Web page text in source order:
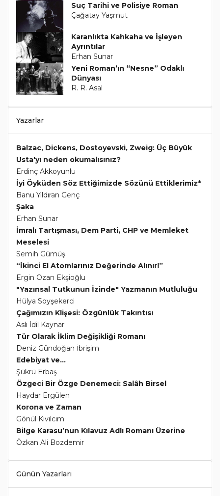
Suç Tarihi ve Polisiye Roman
Çağatay Yaşmut
Karanlıkta Kahkaha ve İşleyen
Ayrıntılar
Erhan Sunar
Yeni Roman’ın “Nesne” Odaklı
Dünyası
R. R. Asal
Yazarlar
Balzac, Dickens, Dostoyevski, Zweig: Üç Büyük
Usta'yı neden okumalısınız?
Erdinç Akkoyunlu
İyi Öyküden Söz Ettiğimizde Sözünü Ettiklerimiz*
Banu Yıldıran Genç
Şaka
Erhan Sunar
İmralı Tartışması, Dem Parti, CHP ve Memleket
Meselesi
Semih Gümüş
“İkinci El Atomlarınız Değerinde Alınır!”
Ergin Ozan Ekşioğlu
"Yazınsal Tutkunun İzinde" Yazmanın Mutluluğu
Hülya Soyşekerci
Çağımızın Klişesi: Özgünlük Takıntısı
Aslı İdil Kaynar
Tür Olarak İklim Değişikliği Romanı
Deniz Gündoğan İbrişim
Edebiyat ve...
Şükrü Erbaş
Özgeci Bir Özge Denemeci: Salâh Birsel
Haydar Ergülen
Korona ve Zaman
Gönül Kıvılcım
Bilge Karasu’nun Kılavuz Adlı Romanı Üzerine
Özkan Ali Bozdemir
Günün Yazarları